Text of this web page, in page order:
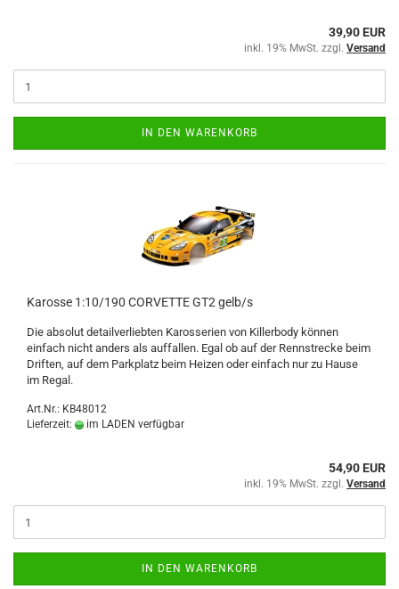
39,90 EUR
inkl. 19% MwSt. zzgl. Versand
IN DEN WARENKORB
Karosse 1:10/190 CORVETTE GT2 gelb/s
Die absolut detailverliebten Karosserien von Killerbody können
einfach nicht anders als auffallen. Egal ob auf der Rennstrecke beim
Driften, auf dem Parkplatz beim Heizen oder einfach nur zu Hause
im Regal.
Art.Nr.: KB48012
Lieferzeit:
im LADEN verfügbar
54,90 EUR
inkl. 19% MwSt. zzgl. Versand
IN DEN WARENKORB